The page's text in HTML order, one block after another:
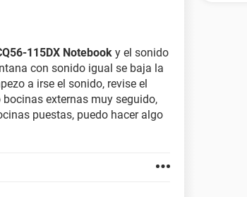
115DX Notebook y el sonido
con sonido igual se baja la
a irse el sonido, revise el
externas muy seguido,
puestas, puedo hacer algo